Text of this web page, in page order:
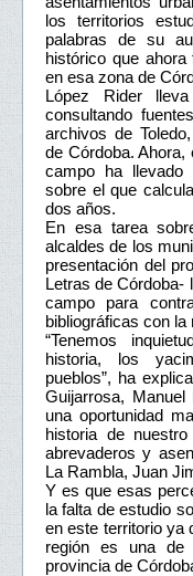
los territorios
palabras de su
histórico que
en esa zona de
López Rider
consultando
archivos de
de Córdoba. Ahora,
campo ha llevado
sobre el que
dos años.
En esa tarea
alcaldes de los
presentación del
Letras de Córdoba-
campo para
bibliográficas con la
“Tenemos
historia, los
pueblos”, ha
Guijarrosa,
una oportunidad
historia de
abrevaderos y
La Rambla, Juan
Y es que esas
la falta de estudio
en este territorio ya
región es una de
provincia de